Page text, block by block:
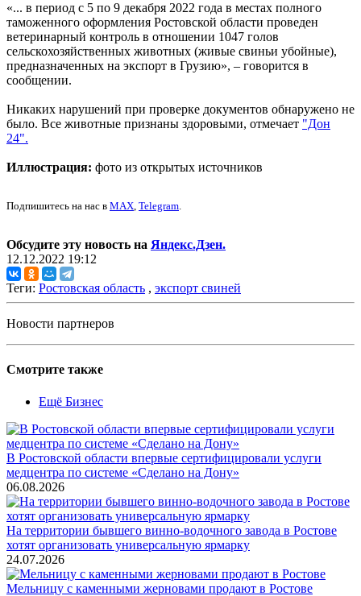
«... в период с 5 по 9 декабря 2022 года в местах полного
таможенного оформления Ростовской области проведен
ветеринарный контроль в отношении 1047 голов
сельскохозяйственных животных (живые свиньи убойные),
предназначенных на экспорт в Грузию», – говорится в
сообщении.
Никаких нарушений при проверке документов обнаружено не
было. Все животные признаны здоровыми, отмечает "Дон
24".
Иллюстрация: фото из открытых источников
Подпишитесь на нас в MAX, Telegram.
Обсудите эту новость на Яндекс.Дзен.
12.12.2022 19:12
Теги: Ростовская область , экспорт свиней
Новости партнеров
Смотрите также
Ещё Бизнес
В Ростовской области впервые сертифицировали услуги
медцентра по системе «Сделано на Дону»
06.08.2026
На территории бывшего винно-водочного завода в Ростове
хотят организовать универсальную ярмарку
24.07.2026
Мельницу с каменными жерновами продают в Ростове